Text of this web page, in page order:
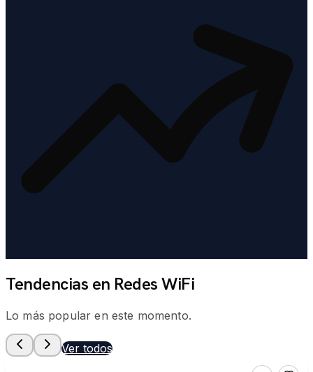
Tendencias en Redes WiFi
Lo más popular en este momento.
Ver todos